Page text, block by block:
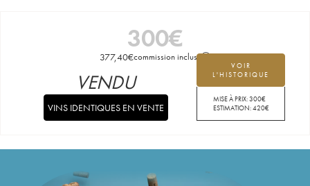
300€
377,40€commission incluse
VOIR
L'HISTORIQUE
MISE À PRIX:300€
ESTIMATION:420€
VENDU
VINS IDENTIQUES EN VENTE